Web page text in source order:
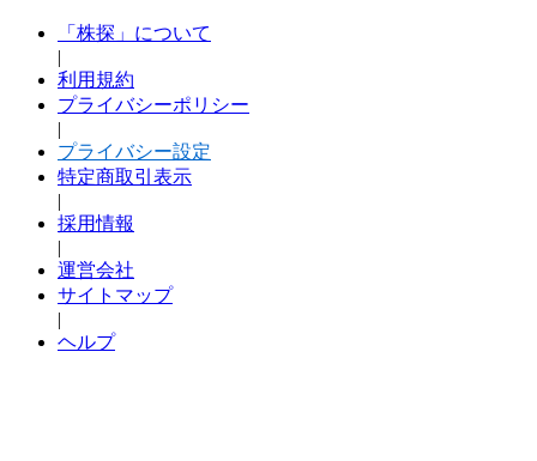
「株探」について
|
利用規約
プライバシーポリシー
|
プライバシー設定
特定商取引表示
|
採用情報
|
運営会社
サイトマップ
|
ヘルプ